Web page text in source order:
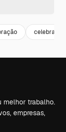
celebrate
melhor trabalho.
empresas,